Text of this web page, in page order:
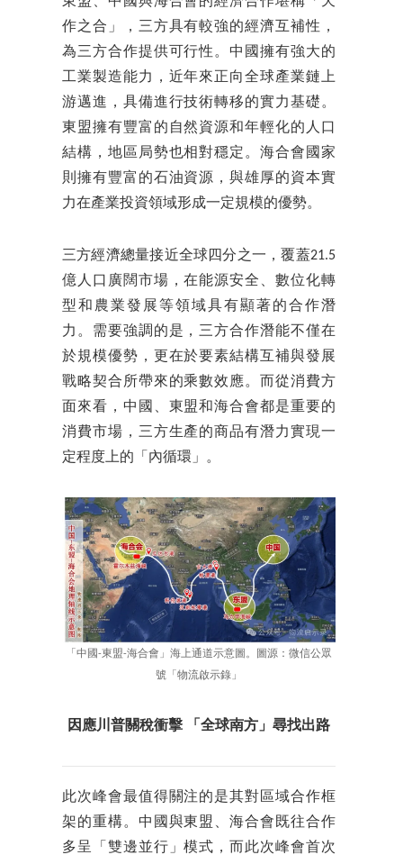
作之合」，三方具有較強的經濟互補性，
為三方合作提供可行性。中國擁有強大的
工業製造能力，近年來正向全球產業鏈上
游邁進，具備進行技術轉移的實力基礎。
東盟擁有豐富的自然資源和年輕化的人口
結構，地區局勢也相對穩定。海合會國家
則擁有豐富的石油資源，與雄厚的資本實
力在產業投資領域形成一定規模的優勢。
三方經濟總量接近全球四分之一，覆蓋21.5
億人口廣闊市場，在能源安全、數位化轉
型和農業發展等領域具有顯著的合作潛
力。需要強調的是，三方合作潛能不僅在
於規模優勢，更在於要素結構互補與發展
戰略契合所帶來的乘數效應。而從消費方
面來看，中國、東盟和海合會都是重要的
消費市場，三方生產的商品有潛力實現一
定程度上的「內循環」。
「中國-東盟-海合會」海上通道示意圖。圖源：微信公眾
號「物流啟示錄」
因應川普關稅衝擊 「全球南方」尋找出路
此次峰會最值得關注的是其對區域合作框
架的重構。中國與東盟、海合會既往合作
多呈「雙邊並行」模式，而此次峰會首次